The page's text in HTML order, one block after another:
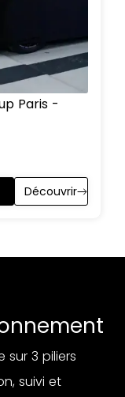
Paris -
Découvrir
3 piliers
suivi et